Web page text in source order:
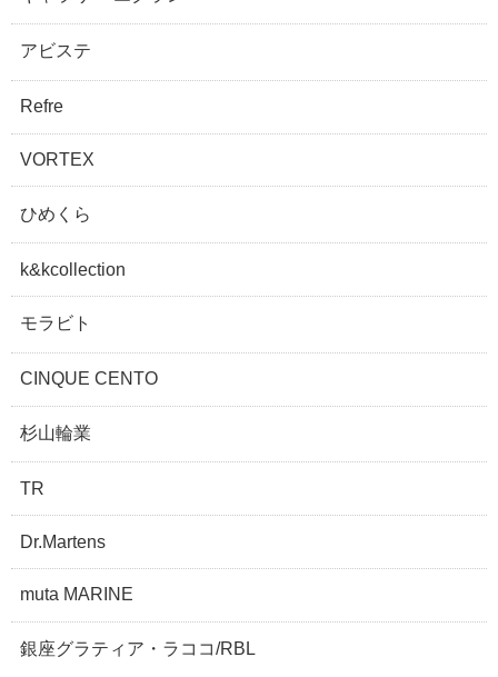
アビステ
Refre
VORTEX
ひめくら
k&kcollection
モラビト
CINQUE CENTO
杉山輪業
TR
Dr.Martens
muta MARINE
銀座グラティア・ラココ/RBL